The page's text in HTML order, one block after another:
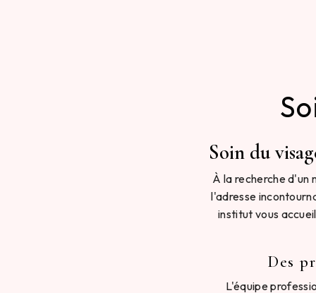
Soin du
À la recherche
l'adresse
institut vous
Des
L'équipe